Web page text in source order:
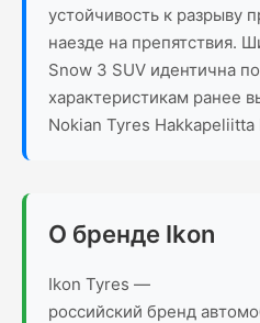
устойчивость к разрыву
наезде на препятствия.
Snow 3 SUV идентична
характеристикам ранее
Nokian Tyres Hakkapeliitta
О бренде Ikon
Ikon Tyres —
российский бренд